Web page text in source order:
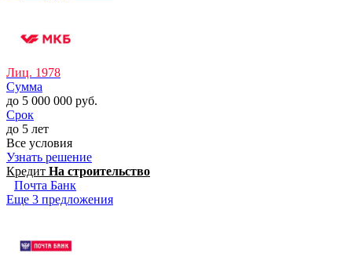
Лиц. 1978
Сумма
до 5 000 000 руб.
Срок
до 5 лет
Все условия
Узнать решение
Кредит На строительство
Почта Банк
Еще 3 предложения